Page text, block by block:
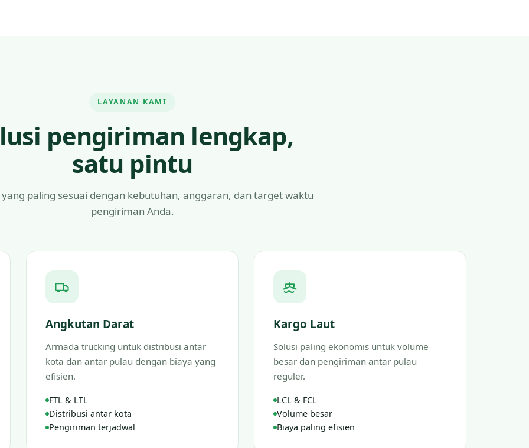
LAYANAN KAMI
pengiriman lengkap,
satu pintu
paling sesuai dengan kebutuhan, anggaran, dan target waktu
pengiriman Anda.
Angkutan Darat
Armada trucking untuk distribusi antar
kota dan antar pulau dengan biaya yang
efisien.
FTL & LTL
Distribusi antar kota
Pengiriman terjadwal
Kargo Laut
Solusi paling ekonomis untuk volume
besar dan pengiriman antar pulau
reguler.
LCL & FCL
Volume besar
Biaya paling efisien